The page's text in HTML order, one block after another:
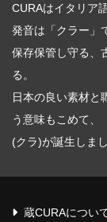
CURAはイタリア
発音は「クラー」
保存保管し守る、
る。
日本の良い素材と
う意味もこめて、
(クラ)が誕生しまし
蔵CURAについ